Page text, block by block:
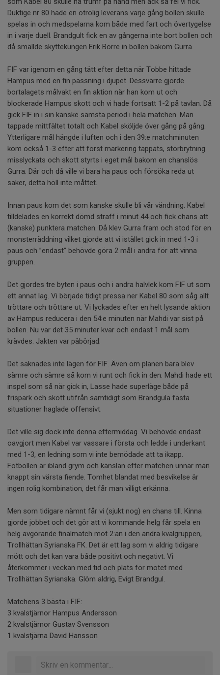
Duktige nr 80 hade en otrolig leverans varje gång bollen skulle
spelas in och medspelarna kom både med fart och övertygelse
in i varje duell. Brandgult fick en av gångerna inte bort bollen och
då smällde skyttekungen Erik Borre in bollen bakom Gurra.
FIF var igenom en gång tätt efter detta när Tobbe hittade
Hampus med en fin passning i djupet. Dessvärre gjorde
bortalagets målvakt en fin aktion när han kom ut och
blockerade Hampus skott och vi hade fortsatt 1-2 på tavlan. Då
gick FIF in i sin kanske sämsta period i hela matchen. Man
tappade mittfältet totalt och Kabel sköljde över gång på gång.
Ytterligare mål hängde i luften och i den 39:e matchminuten
kom också 1-3 efter att först markering tappats, störbrytning
misslyckats och skott styrts i eget mål bakom en chanslös
Gurra. Där och då ville vi bara ha paus och försöka reda ut
saker, detta höll inte måttet.
Innan paus kom det som kanske skulle bli vår vändning. Kabel
tilldelades en korrekt dömd straff i minut 44 och fick chans att
(kanske) punktera matchen. Då klev Gurra fram och stod för en
monsterräddning vilket gjorde att vi istället gick in med 1-3 i
paus och ”endast” behövde göra 2 mål i andra för att vinna
gruppen.
Det gjordes tre byten i paus och i andra halvlek kom FIF ut som
ett annat lag. Vi började tidigt pressa ner Kabel 80 som såg allt
tröttare och tröttare ut. Vi lyckades efter en helt lysande aktion
av Hampus reducera i den 54:e minuten när Mahdi var sist på
bollen. Nu var det 35 minuter kvar och endast 1 mål som
krävdes. Jakten var påbörjad.
Det saknades inte lägen för FIF. Även om planen bara blev
sämre och sämre så kom vi runt och fick in den. Mahdi hade ett
inspel som så när gick in, Lasse hade superläge både på
frispark och skott utifrån samtidigt som Brandgula fasta
situationer haglade offensivt.
Det ville sig dock inte denna eftermiddag. Vi behövde endast
oavgjort men Kabel var vassare i första och ledde i underkant
med 1-3, en ledning som vi inte bemödade att ta ikapp.
Fotbollen är ibland grym och känslan efter matchen unnar man
knappt sin värsta fiende. Tomhet blandat med besvikelse är
ingen rolig kombination, det får man villigt erkänna.
Men som tidigare nämnt får vi (sjukt nog) en chans till. Kinna
gjorde jobbet och det gör att vi kommande helg får spela en
helg avgörande finalmatch mot 2:an i den andra kvalgruppen,
Trollhättan Syrianska FK. Det är ett lag som vi aldrig tidigare
mött och det kan vara både positivt och negativt. Vi
återkommer i veckan med tid och plats för mötet med
Trollhättan Syrianska. Glöm aldrig, Evigt Brandgul.
Matchens 3 bästa i FIF:
3 kvalstjärnor Hampus Andersson
2 kvalstjärnor Gustav Svensson
1 kvalstjärna David Hansson